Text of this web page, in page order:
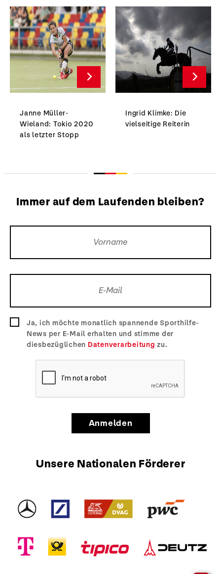
Janne Müller-
Wieland: Tokio 2020
als letzter Stopp
Ingrid Klimke: Die
vielseitige Reiterin
Immer auf dem Laufenden bleiben?
Ja, ich möchte monatlich spannende Sporthilfe-
News per E-Mail erhalten und stimme der
diesbezüglichen Datenverarbeitung zu.
Anmelden
Unsere Nationalen Förderer